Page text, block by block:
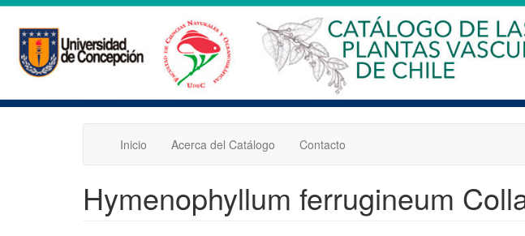
Pasar
contenido
principal
Inicio Acerca del Catálogo Contacto
Hymenophyllum ferrugineum